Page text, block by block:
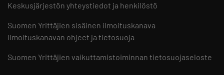
Keskusjärjestön yhteystiedot ja henkilöstö
Suomen Yrittäjien sisäinen ilmoituskanava
Ilmoituskanavan ohjeet ja tietosuoja
Suomen Yrittäjien vaikuttamistoiminnan tietosuojaseloste